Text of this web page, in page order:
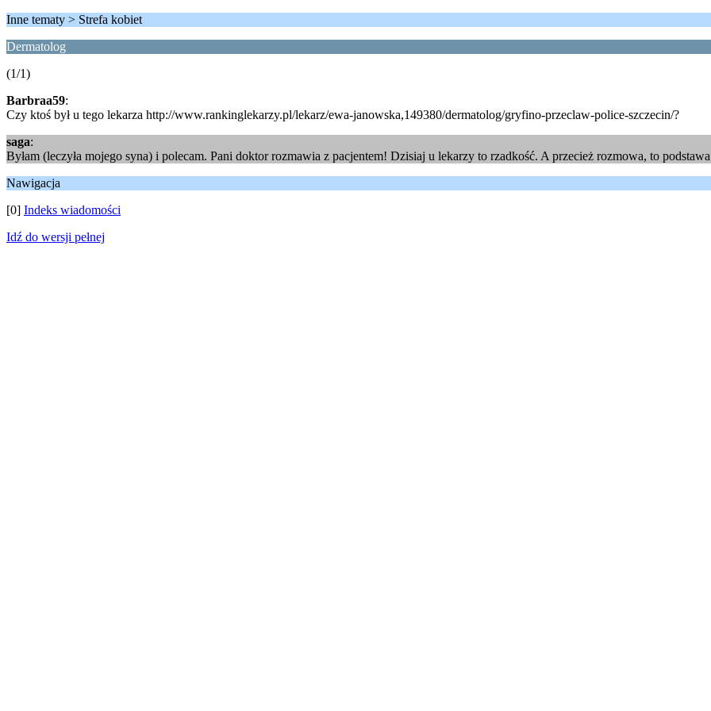
Inne tematy > Strefa kobiet
Dermatolog
(1/1)
Barbraa59:
Czy ktoś był u tego lekarza http://www.rankinglekarzy.pl/lekarz/ewa-janowska,149380/dermatolog/gryfino-przeclaw-police-szczecin/?
saga:
Byłam (leczyła mojego syna) i polecam. Pani doktor rozmawia z pacjentem! Dzisiaj u lekarzy to rzadkość. A przecież rozmowa, to
Nawigacja
[0] Indeks wiadomości
Idź do wersji pełnej